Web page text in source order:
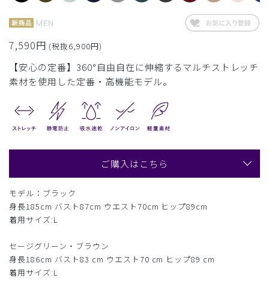
MEN
7,590円 (税抜6,900円)
【安心の定番】360°自由自在に伸縮するマルチストレッチ
素材を使用した定番・高機能モデル。
ご購入はこちら
モデル：ブラック
身長185cm バスト87cm ウエスト70cm ヒップ89cm
着用サイズ:L
セージグリーン・ブラウン
身長186cm バスト83 cm ウエスト70 cm ヒップ89 cm
着用サイズ:L